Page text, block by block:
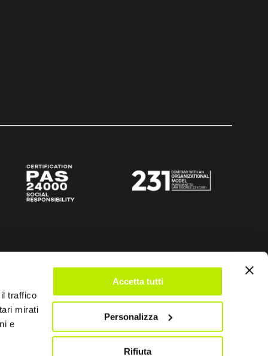
traffico
mirati
e
Accetta tutti
Personalizza
Rifiuta